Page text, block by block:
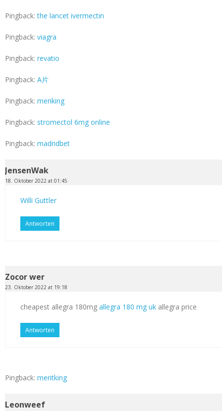
Pingback:the lancet ivermectin
Pingback: viagra
Pingback: revatio
Pingback: A片
Pingback: meriking
Pingback: stromectol 6mg online
Pingback: madridbet
JensenWak
18. Oktober 2022 at 01:45
Willi Guttler
Antworten
Zocor wer
23. Oktober 2022 at 19:18
cheapest allegra 180mg allegra 180 mg uk allegra price
Antworten
Pingback: meritking
Leonweef